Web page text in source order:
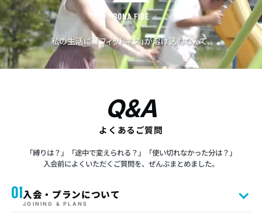
Q&A
よくあるご質問
「縛りは？」「途中で変えられる？」「使い切れなかった分は？」
入会前によくいただくご質問を、ぜんぶまとめました。
01入会・プランについて
JOINING & PLANS